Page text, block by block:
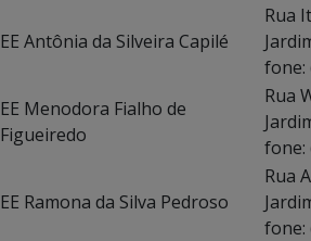
EE Antônia da Silveira Capilé
fone:
EE Menodora Fialho de
Figueiredo
Rua
fone:
EE Ramona da Silva Pedroso
fone: